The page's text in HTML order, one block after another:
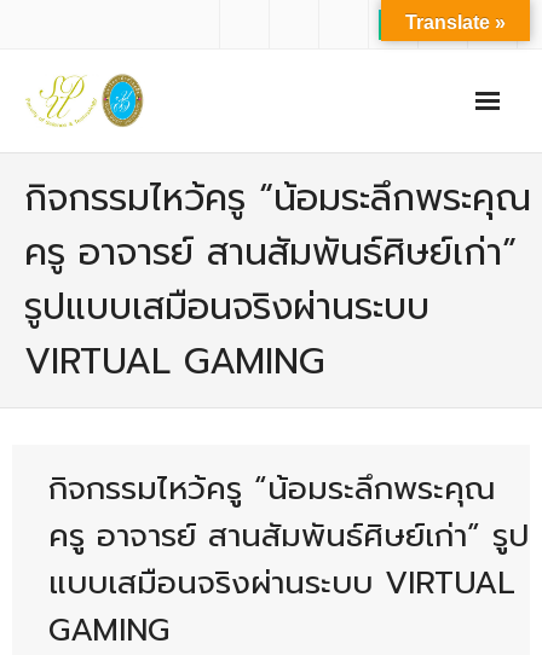
- ปรัชญาการจัดการศึกษา มหาวิทยาลัยสวนดุสิต
- ปรัชญา วิสัยทัศน์ พันธกิจ ของคณะ
- ประวัติความเป็นมาของคณะ
- - บุคลากรสนับสนุน
กิจกรรมไหว้ครู “น้อมระลึกพระคุณ
ครู อาจารย์ สานสัมพันธ์ศิษย์เก่า”
รูปแบบเสมือนจริงผ่านระบบ
VIRTUAL GAMING
กิจกรรมไหว้ครู “น้อมระลึกพระคุณ
ครู อาจารย์ สานสัมพันธ์ศิษย์เก่า” รูป
แบบเสมือนจริงผ่านระบบ VIRTUAL
GAMING
Translate »